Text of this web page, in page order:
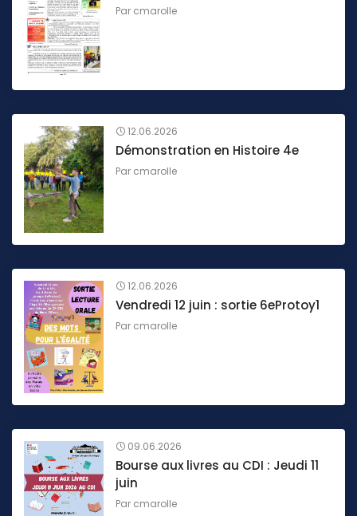
Par cmarolle
12.06.2026
Démonstration en Histoire 4e
Par cmarolle
12.06.2026
Vendredi 12 juin : sortie 6eProtoy1
Par cmarolle
09.06.2026
Bourse aux livres au CDI : Jeudi 11
juin
Par cmarolle